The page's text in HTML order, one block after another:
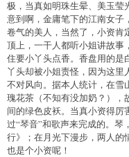
极，当真如明珠生晕、美玉莹
意到啊，金庸笔下的江南女子
卷气的美人，当然了，
顶上，一干人都听小姐讲故事
住要小丫头点香。香盘用的是
丫头却被小姐责怪，因为这
不对风向。据本人统计，在雪
瑰花茶（不知有没加奶？），
间的绿色皮袄。当真小资得厉
过“琴音”和歌声来完成的。
行》；在月光下漫步，两人的
也是个小资呢！